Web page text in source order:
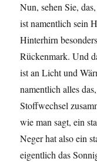
Nun, sehen Sie,
ist namentlich sein
Hinterhirn
Rückenmark. Und
ist an Licht und
namentlich alles
Stoffwechsel
wie man sagt, ein
Neger hat also ein
eigentlich das